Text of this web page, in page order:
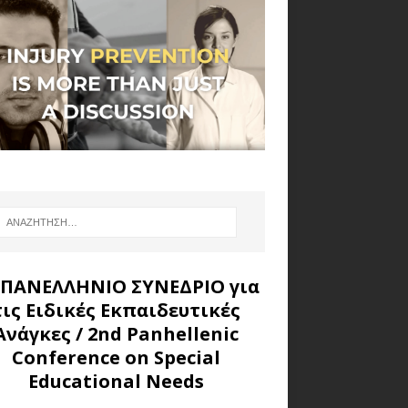
ΣΥΝΕΔΡΙΟ για
Ειδικές Εκπαιδευτικές
/ 2nd Panhellenic
Conference on Special
Educational Needs